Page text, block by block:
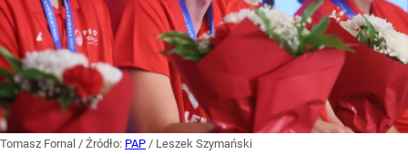
Tomasz Fornal / Źródło: PAP / Leszek Szymański